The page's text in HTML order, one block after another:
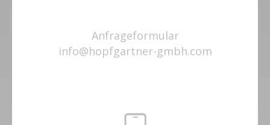
Anfrageformular
info@hopfgartner-gmbh.com